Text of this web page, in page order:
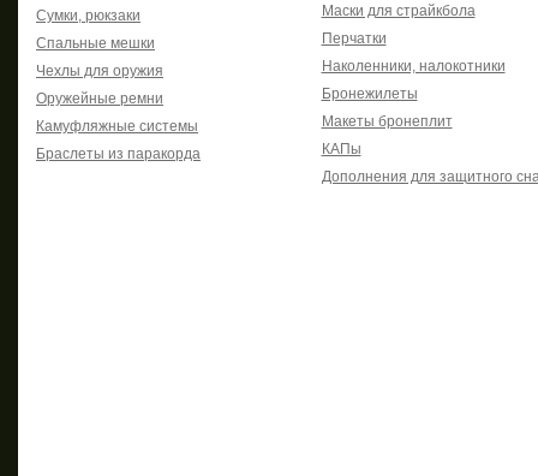
Сумки, рюкзаки
Спальные мешки
Чехлы для оружия
Оружейные ремни
Камуфляжные системы
Браслеты из паракорда
Маски для страйкбола
Перчатки
Наколенники, налокотники
Бронежилеты
Макеты бронеплит
КАПы
Дополнения для защитного